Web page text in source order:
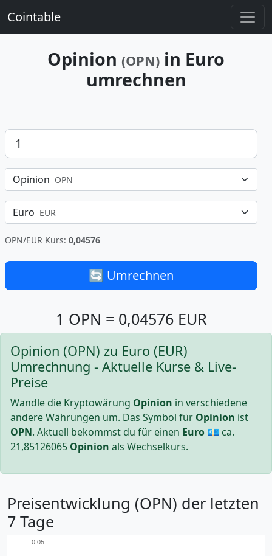
Cointable
Opinion (OPN) in Euro
umrechnen
Betrag
Opinion OPN
Euro EUR
OPN/EUR Kurs: 0,04576
🔄 Umrechnen
1 OPN = 0,04576 EUR
Opinion (OPN) zu Euro (EUR)
Umrechnung - Aktuelle Kurse & Live-
Preise
Wandle die Kryptowärung Opinion in verschiedene
andere Währungen um. Das Symbol für Opinion ist
OPN. Aktuell bekommst du für einen Euro 💶 ca.
21,85126065 Opinion als Wechselkurs.
Preisentwicklung (OPN) der letzten
7 Tage
0.05